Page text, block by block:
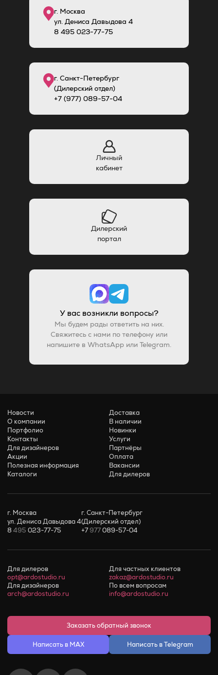
г. Москва
ул. Дениса Давыдова 4
8 495 023-77-75
г. Санкт-Петербург
(Дилерский отдел)
+7 (977) 089-57-04
Личный
кабинет
Дилерский
портал
У вас возникли вопросы?
Мы будем рады ответить на них.
Свяжитесь с нами по телефону или
напишите в WhatsApp или Telegram.
Новости
О компании
Портфолио
Контакты
Для дизайнеров
Акции
Полезная информация
Каталоги
Доставка
В наличии
Новинки
Услуги
Партнёры
Оплата
Вакансии
Для дилеров
г. Москва
ул. Дениса Давыдова 4
8495 023-77-75
г. Санкт-Петербург
(Дилерский отдел)
+7977089-57-04
Для дилеров
opt@ardostudio.ru
Для частных клиентов
zakaz@ardostudio.ru
Для дизайнеров
arch@ardostudio.ru
По всем вопросам
info@ardostudio.ru
Заказать обратный звонок
Написать в MAX Написать в Telegram